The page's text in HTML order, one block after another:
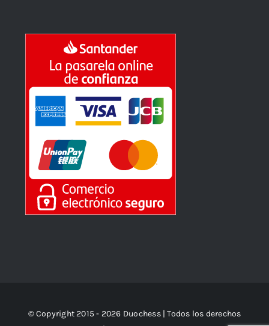
© Copyright 2015 - 2026 Duochess | Todos los derechos